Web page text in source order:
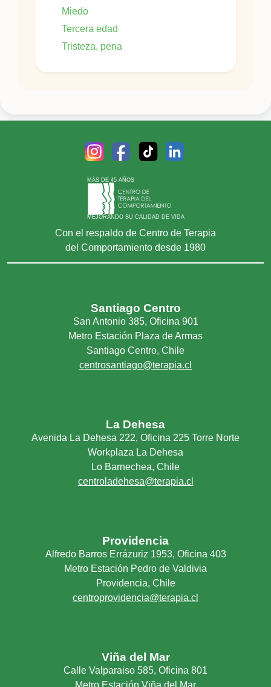
Miedo
Tercera edad
Tristeza, pena
MÁS DE 45 AÑOS
MEJORANDO SU CALIDAD DE VIDA
Con el respaldo de Centro de Terapia
del Comportamiento desde 1980
Santiago Centro
San Antonio 385, Oficina 901
Metro Estación Plaza de Armas
Santiago Centro, Chile
centrosantiago@terapia.cl
La Dehesa
Avenida La Dehesa 222, Oficina 225 Torre Norte
Workplaza La Dehesa
Lo Barnechea, Chile
centroladehesa@terapia.cl
Providencia
Alfredo Barros Errázuriz 1953, Oficina 403
Metro Estación Pedro de Valdivia
Providencia, Chile
centroprovidencia@terapia.cl
Viña del Mar
Calle Valparaiso 585, Oficina 801